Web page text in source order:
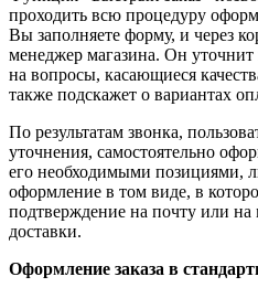
проходить всю процедуру
Вы заполняете форму, и через
менеджер магазина. Он уточнит
на вопросы, касающиеся
также подскажет о вариантах
По результатам звонка,
уточнения, самостоятельно
его необходимыми позициями,
оформление в том виде, в
подтверждение на почту или
доставки.
Оформление заказа в